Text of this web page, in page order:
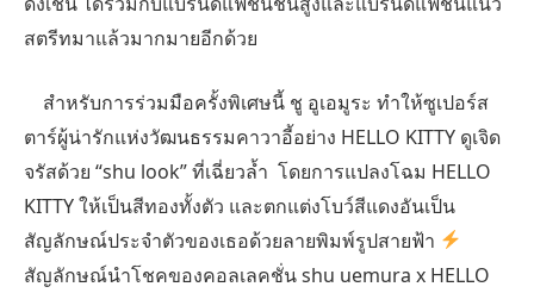
สตรีทมาแล้วมากมายอีกด้วย
สำหรับการร่วมมือครั้งพิเศษนี้ ชู อูเอมูระ ทำให้ซูเปอร์ส
ตาร์ผู้น่ารักแห่งวัฒนธรรมคาวาอี้อย่าง HELLO KITTY ดูเจิด
จรัสด้วย “shu look” ที่เฉี่ยวล้ำ โดยการแปลงโฉม HELLO
KITTYให้เป็นสีทองทั้งตัว และตกแต่งโบว์สีแดงอันเป็น
สัญลักษณ์ประจำตัวของเธอด้วยลายพิมพ์รูปสายฟ้า
สัญลักษณ์นำโชคของคอลเลคชั่นshu uemura x HELLO